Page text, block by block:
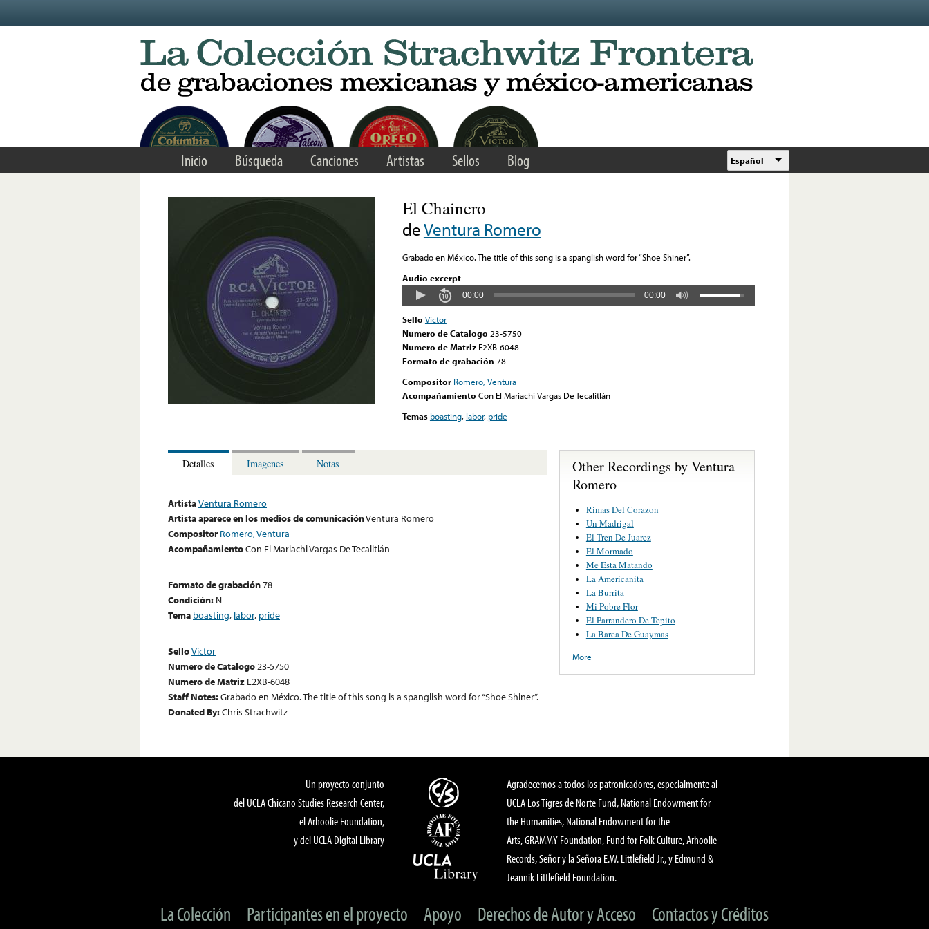
Inicio Búsqueda Canciones Artistas Sellos Blog Español
El Chainero
deVentura Romero
Grabado en México. The title of this song is a spanglish word for “Shoe Shiner”.
Audio excerpt
00:00 00:00
Sello Victor
Numero de Catalogo 23-5750
Numero de Matriz E2XB-6048
Formato de grabación 78
Compositor Romero, Ventura
Acompañamiento Con El Mariachi Vargas De Tecalitlán
Temas boasting, labor, pride
Detalles Imagenes Notas
ArtistaVentura Romero
Artista aparece en los medios de comunicaciónVentura Romero
Compositor Romero, Ventura
AcompañamientoCon El Mariachi Vargas De Tecalitlán
Formato de grabación78
Condición: N-
Tema boasting, labor, pride
SelloVictor
Numero de Catalogo23-5750
Numero de Matriz E2XB-6048
Staff Notes:Grabado en México. The title of this song is a spanglish word for “Shoe Shiner”.
Donated By:Chris Strachwitz
Other Recordings by Ventura
Romero
Rimas Del Corazon
Un Madrigal
El Tren De Juarez
El Mormado
Me Esta Matando
La Americanita
La Burrita
Mi Pobre Flor
El Parrandero De Tepito
La Barca De Guaymas
More
Un proyecto conjunto
del UCLA Chicano Studies Research Center,
el Arhoolie Foundation,
y del UCLA Digital Library
Agradecemos a todos los patronicadores, especialmente al
UCLA Los Tigres de Norte Fund, National Endowment for
the Humanities, National Endowment for the
Arts, GRAMMY Foundation, Fund for Folk Culture, Arhoolie
Records, Señor y la Señora E.W. Littlefield Jr., y Edmund &
Jeannik Littlefield Foundation.
La Colección Participantes en el proyecto Apoyo Derechos de Autor y Acceso Contactos y Créditos